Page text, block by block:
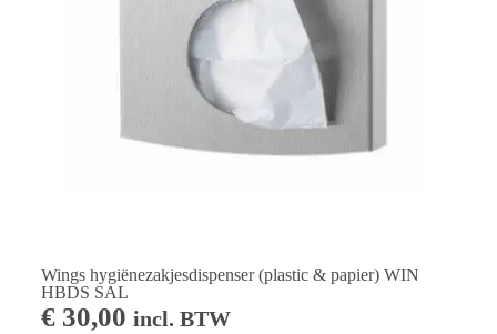
Wings hygiënezakjesdispenser (plastic & papier) WIN
HBDS SAL
€30,00 incl. BTW